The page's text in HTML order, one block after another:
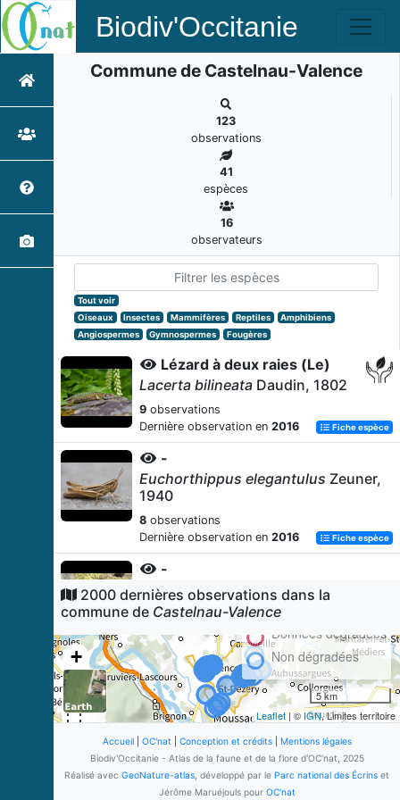
Biodiv'Occitanie
Commune de Castelnau-Valence
123
observations
41
espèces
16
observateurs
Tout voir
Oiseaux
Insectes Mammifères Reptiles
Amphibiens
Angiospermes
Gymnospermes Fougères
Lézard à deux raies (Le)
Lacerta bilineata Daudin, 1802
9 observations
Dernière observation en 2016 Fiche espèce
-
Euchorthippus elegantulus Zeuner,
1940
8 observations
Dernière observation en 2016 Fiche espèce
-
Ephippiger diurnus diurnusDufour,
1841
Dernière observation en2016 Fiche espèce
Lézard des murailles (Le)
Podarcis muralis (Laurenti, 1768)
7observations
Dernière observation en2015 Fiche espèce
Couleuvre à échelons (La)
Zamenis scalaris(Schinz, 1822)
2000 dernières observations dans la
commune de Castelnau-Valence
+
Données dégradées
Non dégradées
5 km
Leaflet| ©IGN, Limites territoire
Accueil| OC'nat| Conception et crédits| Mentions légales
Biodiv'Occitanie - Atlas de la faune et de la flore d'OC'nat, 2025
Réalisé avec GeoNature-atlas , développé par le Parc national des Écrins et
Jérôme Maruéjouls pour OC'nat